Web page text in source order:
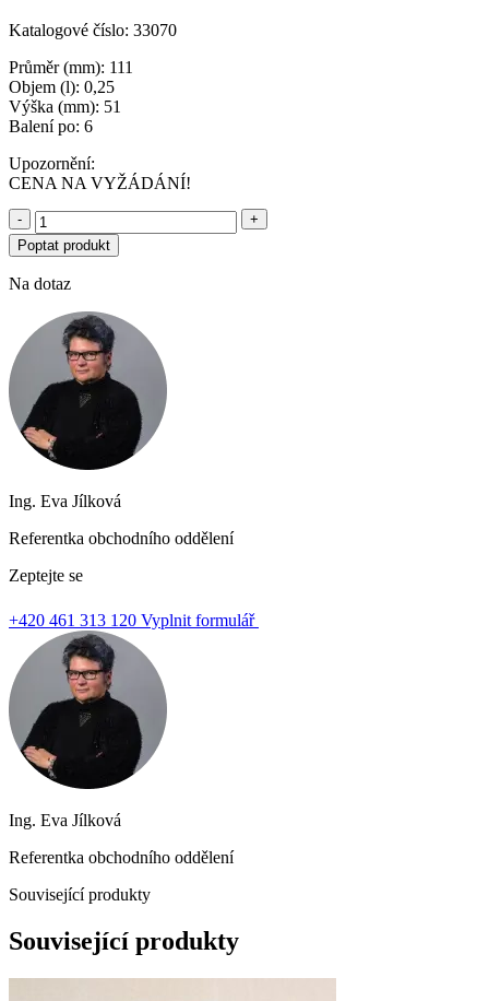
Katalogové číslo: 33070
Průměr (mm): 111
Objem (l): 0,25
Výška (mm): 51
Balení po: 6
Upozornění:
CENA NA VYŽÁDÁNÍ!
-
+
Poptat produkt
Na dotaz
Ing. Eva Jílková
Referentka obchodního oddělení
Zeptejte se
+420 461 313 120 Vyplnit formulář
Ing. Eva Jílková
Referentka obchodního oddělení
Související produkty
Související produkty